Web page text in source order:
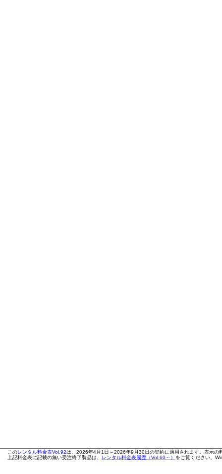
このレンタル料金表Vol.92は、2026年4月1日～2026年9月30日の契約に適用されます。表示
上記料金表に記載の無い受注終了製品は、 レンタル料金表履歴（Vol.60～） をご覧ください。